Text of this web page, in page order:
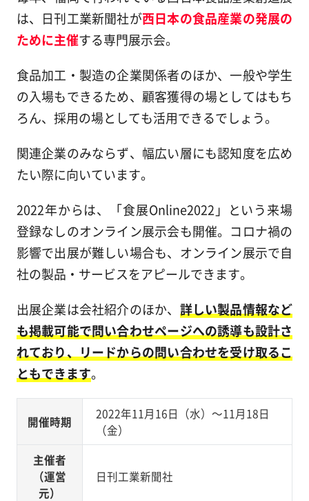
は、日刊工業新聞社が西日本の食品産業の発展の
ために主催する専門展示会。
食品加工・製造の企業関係者のほか、一般や学生
の入場もできるため、顧客獲得の場としてはもち
ろん、採用の場としても活用できるでしょう。
関連企業のみならず、幅広い層にも認知度を広め
たい際に向いています。
2022年からは、「食展Online2022」という来場
登録なしのオンライン展示会も開催。コロナ禍の
影響で出展が難しい場合も、オンライン展示で自
社の製品・サービスをアピールできます。
出展企業は会社紹介のほか、 詳しい製品情報など
も掲載可能で問い合わせページへの誘導も設計さ
れており、リードからの問い合わせを受け取るこ
ともできます。
開催時期
2022年11月16日（水）～11月18日
（金）
主催者
（運営
元）
日刊工業新聞社